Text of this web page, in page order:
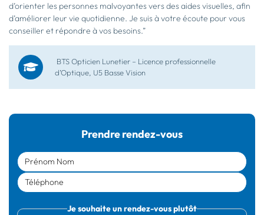
d’orienter les personnes malvoyantes vers des aides visuelles, afin
d’améliorer leur vie quotidienne. Je suis à votre écoute pour vous
conseiller et répondre à vos besoins.”
BTS Opticien Lunetier – Licence professionnelle
d’Optique, U5 Basse Vision
Prendre rendez-vous
Je souhaite un rendez-vous plutôt